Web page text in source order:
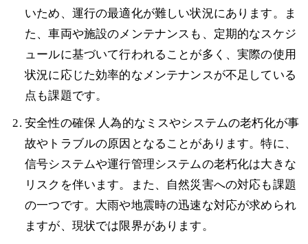
いため、運行の最適化が難しい状況にあります。ま
た、車両や施設のメンテナンスも、定期的なスケジ
ュールに基づいて行われることが多く、実際の使用
状況に応じた効率的なメンテナンスが不足している
点も課題です。
安全性の確保 人為的なミスやシステムの老朽化が事
故やトラブルの原因となることがあります。特に、
信号システムや運行管理システムの老朽化は大きな
リスクを伴います。また、自然災害への対応も課題
の一つです。大雨や地震時の迅速な対応が求められ
ますが、現状では限界があります。